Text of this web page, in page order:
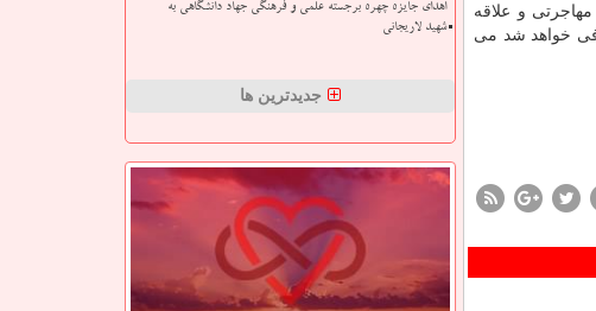
و علاقه
مدت با خارجی ها مطابقت دارد. حال باید دید آیا ویزای كار پنج ساله كه از آوریل ۲۰۱۹ معرفی خواهد شد می
اهدای جایزه چهره برجسته علمی و فرهنگی جهاد دانشگاهی به
شهید لاریجانی
جدیدترین ها